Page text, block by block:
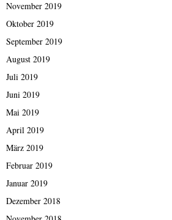
November 2019
Oktober 2019
September 2019
August 2019
Juli 2019
Juni 2019
Mai 2019
April 2019
März 2019
Februar 2019
Januar 2019
Dezember 2018